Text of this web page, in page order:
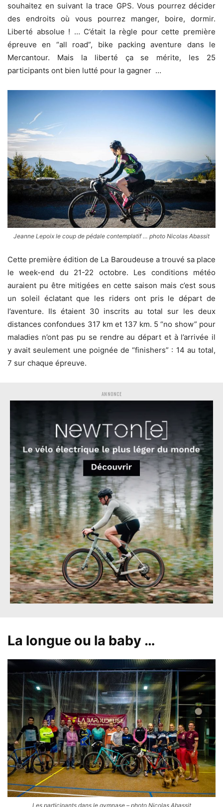
souhaitez en suivant la trace GPS. Vous pourrez décider
des endroits où vous pourrez manger, boire, dormir.
Liberté absolue ! … C’était la règle pour cette première
épreuve en “all road”, bike packing aventure dans le
Mercantour. Mais la liberté ça se mérite, les 25
participants ont bien lutté pour la gagner …
Jeanne Lepoix le coup de pédale contemplatif … photo Nicolas Abassit
Cette première édition de La Baroudeuse a trouvé sa place
le week-end du 21-22 octobre. Les conditions météo
auraient pu être mitigées en cette saison mais c’est sous
un soleil éclatant que les riders ont pris le départ de
l’aventure. Ils étaient 30 inscrits au total sur les deux
distances confondues 317 km et 137 km. 5 “no show” pour
maladies n’ont pas pu se rendre au départ et à l’arrivée il
y avait seulement une poignée de “finishers” : 14 au total,
7 sur chaque épreuve.
ANNONCE
La longue ou la baby …
Les participants dans le gymnase – photo Nicolas Abassit